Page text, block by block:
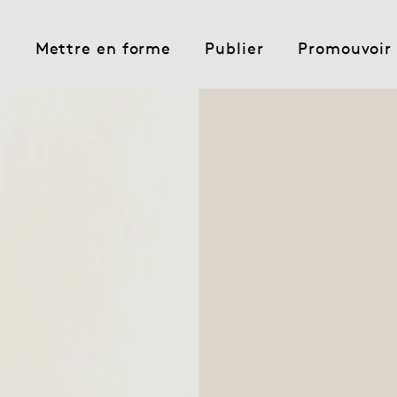
Mettre en forme Publier Promouvoir